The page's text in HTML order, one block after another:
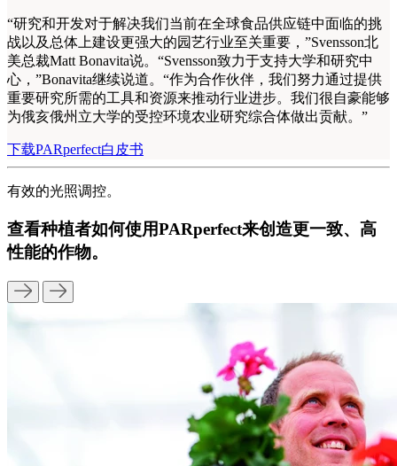
“研究和开发对于解决我们当前在全球食品供应链中面临的挑
战以及总体上建设更强大的园艺行业至关重要，”Svensson北
美总裁Matt Bonavita说。“Svensson致力于支持大学和研究中
心，”Bonavita继续说道。“作为合作伙伴，我们努力通过提供
重要研究所需的工具和资源来推动行业进步。我们很自豪能够
为俄亥俄州立大学的受控环境农业研究综合体做出贡献。”
下载PARperfect白皮书
有效的光照调控。
查看种植者如何使用PARperfect来创造更一致、高
性能的作物。